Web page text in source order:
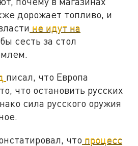
дорожает топливо, и
не идут на
сесть за стол
писал, что Европа
что остановить русских
сила русского оружия
что процесс